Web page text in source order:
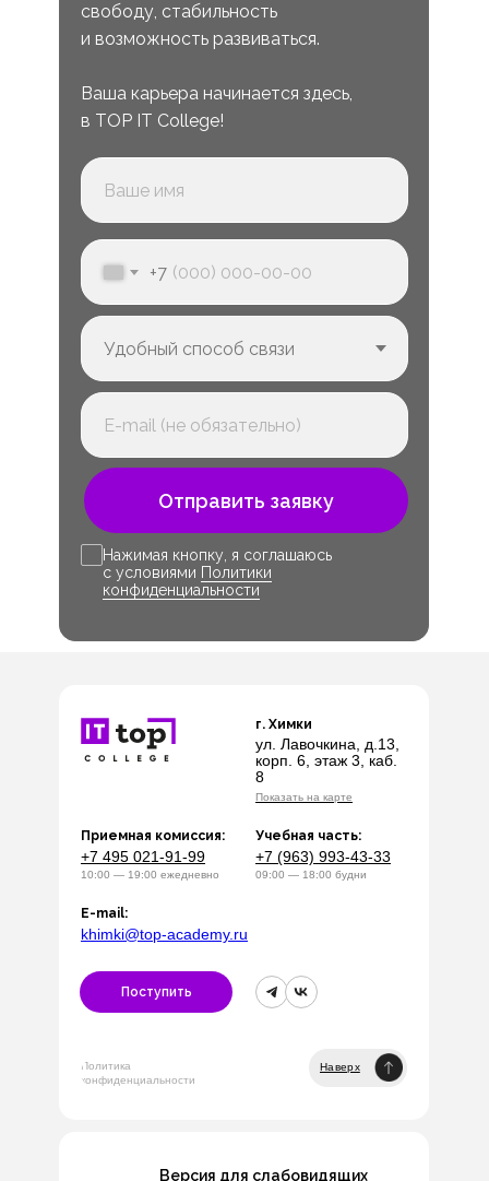
свободу, стабильность
и возможность развиваться.
Ваша карьера начинается здесь,
в TOP IT College!
+7
Отправить заявку
Нажимая кнопку, я соглашаюсь
с условиями Политики
конфиденциальности
Наверх
Политика
конфиденциальности
10:00 — 19:00 ежедневно 09:00 — 18:00 будни
г. Химки
khimki@top-academy.ru
E-mail:
Приемная комиссия: Учебная часть:
ул. Лавочкина, д.13,
корп. 6, этаж 3, каб.
8
Показать на карте
Поступить
+7 495 021-91-99 +7 (963) 993-43-33
Версия для слабовидящих